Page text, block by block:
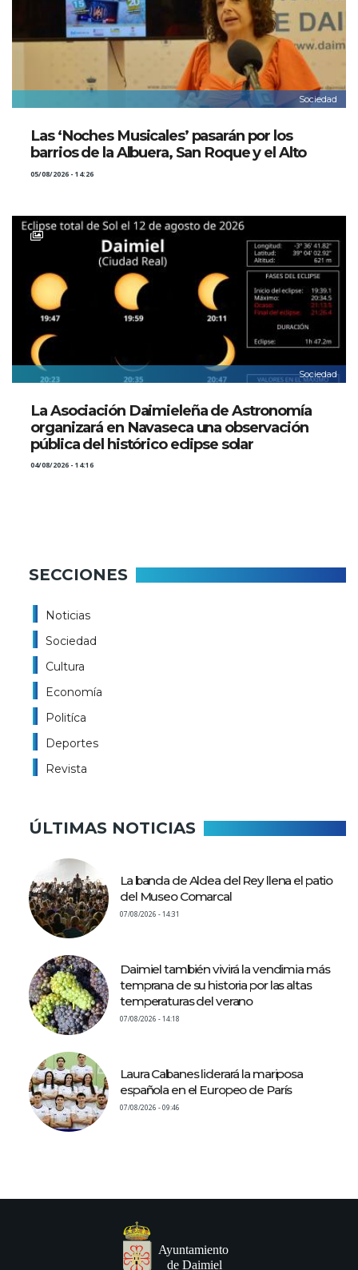
Sociedad
Las ‘Noches Musicales’ pasarán por los
barrios de la Albuera, San Roque y el Alto
05/08/2026 - 14:26
Sociedad
La Asociación Daimieleña de Astronomía
organizará en Navaseca una observación
pública del histórico eclipse solar
04/08/2026 - 14:16
SECCIONES
Noticias
Sociedad
Cultura
Economía
Politíca
Deportes
Revista
ÚLTIMAS NOTICIAS
La banda de Aldea del Rey llena el patio
del Museo Comarcal
07/08/2026 - 14:31
Daimiel también vivirá la vendimia más
temprana de su historia por las altas
temperaturas del verano
07/08/2026 - 14:18
Laura Cabanes liderará la mariposa
española en el Europeo de París
07/08/2026 - 09:46